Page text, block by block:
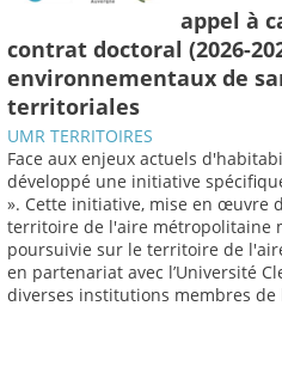
appel à
contrat doctoral (2026-
environnementaux de
territoriales
UMR TERRITOIRES
Face aux enjeux actuels
développé une initiative
». Cette initiative, mise en œuvre
territoire de l'aire métropolitaine
poursuivie sur le territoire de
en partenariat avec l’Université
diverses institutions membres de